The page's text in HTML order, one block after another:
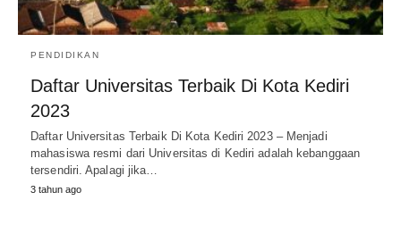
PENDIDIKAN
Daftar Universitas Terbaik Di Kota Kediri
2023
Daftar Universitas Terbaik Di Kota Kediri 2023 – Menjadi
mahasiswa resmi dari Universitas di Kediri adalah kebanggaan
tersendiri. Apalagi jika…
3 tahun ago